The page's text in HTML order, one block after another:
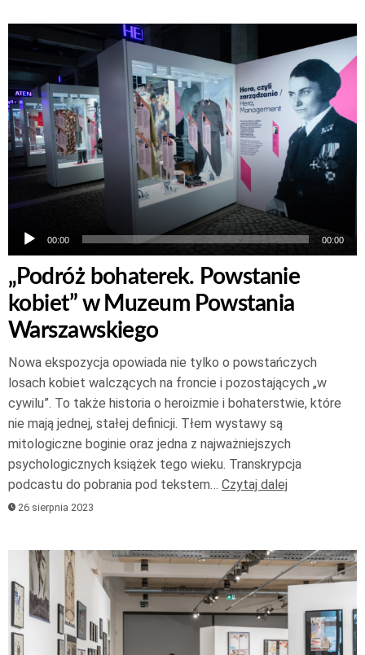
Odtwarzacz
plików
dźwiękowych
00:00 00:00
„Podróż bohaterek. Powstanie
kobiet” w Muzeum Powstania
Warszawskiego
Nowa ekspozycja opowiada nie tylko o powstańczych
losach kobiet walczących na froncie i pozostających „w
cywilu”. To także historia o heroizmie i bohaterstwie, które
nie mają jednej, stałej definicji. Tłem wystawy są
mitologiczne boginie oraz jedna z najważniejszych
psychologicznych książek tego wieku. Transkrypcja
podcastu do pobrania pod tekstem… Czytaj dalej
26 sierpnia 2023
Odtwarzacz
plików
dźwiękowych